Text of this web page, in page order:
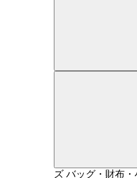
ズ バッグ・財布・